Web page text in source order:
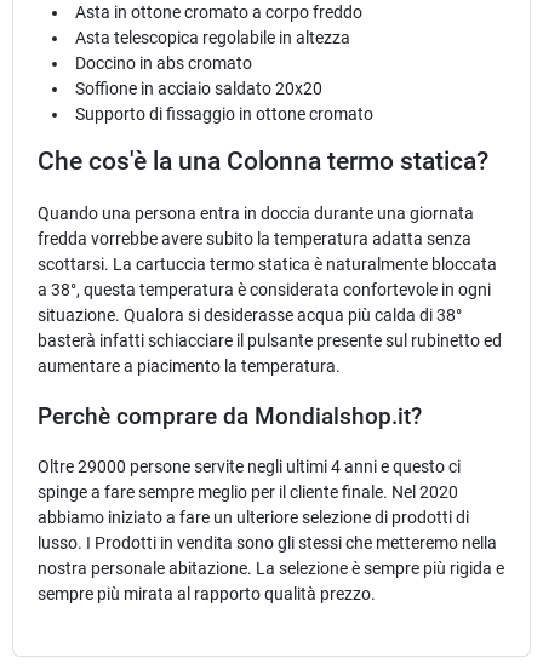
Asta in ottone cromato a corpo freddo
Asta telescopica regolabile in altezza
Doccino in abs cromato
Soffione in acciaio saldato 20x20
Supporto di fissaggio in ottone cromato
Che cos'è la una Colonna termo statica?
Quando una persona entra in doccia durante una giornata
fredda vorrebbe avere subito la temperatura adatta senza
scottarsi. La cartuccia termo statica è naturalmente bloccata
a 38°, questa temperatura è considerata confortevole in ogni
situazione. Qualora si desiderasse acqua più calda di 38°
basterà infatti schiacciare il pulsante presente sul rubinetto ed
aumentare a piacimento la temperatura.
Perchè comprare da Mondialshop.it?
Oltre 29000 persone servite negli ultimi 4 anni e questo ci
spinge a fare sempre meglio per il cliente finale. Nel 2020
abbiamo iniziato a fare un ulteriore selezione di prodotti di
lusso. I Prodotti in vendita sono gli stessi che metteremo nella
nostra personale abitazione. La selezione è sempre più rigida e
sempre più mirata al rapporto qualità prezzo.